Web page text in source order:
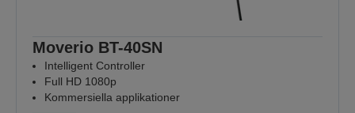
Moverio BT-40SN
Intelligent Controller
Full HD 1080p
Kommersiella applikationer